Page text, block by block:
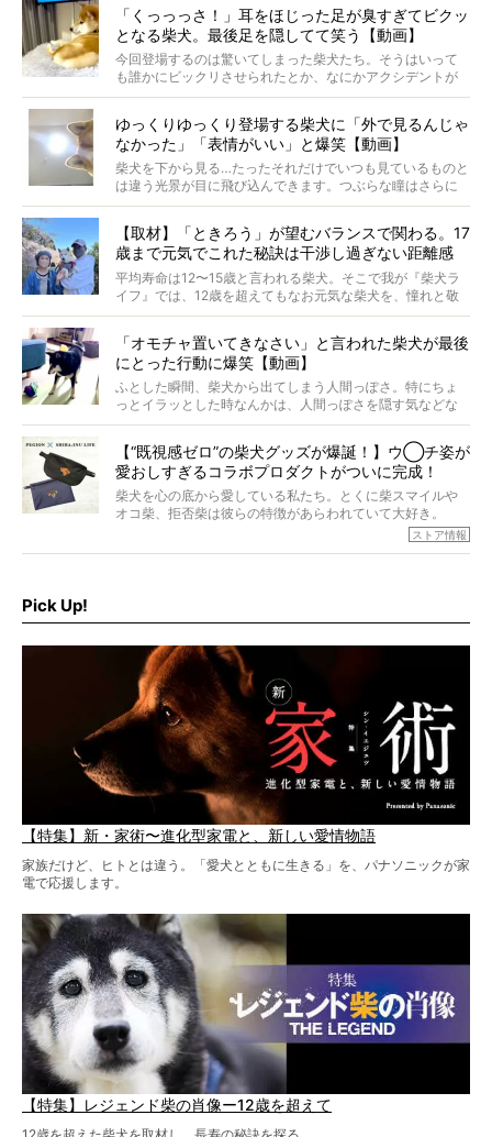
がるのでしょうか。
最近版画製作を始めた、お笑いコンビ「ニューヨーク」の
屋敷裕政さんに、拒否柴を掘っていただきました！ イン
タビューと合わせてご覧ください。
「くっっっさ！」耳をほじった足が臭すぎてビクッ
となる柴犬。最後足を隠してて笑う【動画】
今回登場するのは驚いてしまった柴犬たち。そうはいって
も誰かにビックリさせられたとか、なにかアクシデントが
起きたとか、そういうことが原因ではありません。全ての
ゆっくりゆっくり登場する柴犬に「外で見るんじゃ
なかった」「表情がいい」と爆笑【動画】
柴犬を下から見る…たったそれだけでいつも見ているものと
は違う光景が目に飛び込んできます。つぶらな瞳はさらに
つぶらに見え、モフモフのお顔はさらにモフモフに見えま
【取材】「ときろう」が望むバランスで関わる。17
歳まで元気でこれた秘訣は干渉し過ぎない距離感
#38ときろう
平均寿命は12〜15歳と言われる柴犬。そこで我が『柴犬ラ
イフ』では、12歳を超えてもなお元気な柴犬を、憧れと敬
意を込めて“レジェンド柴”と呼んでいます。 この特集で
ォーカスし、その元気の秘訣や、老犬と暮らすうえで大切
だと思うことを、オーナーさんに語っていただきます。今
回登場してくれたのは、17歳のときろうくん。小さい頃か
ら食が細かったため、何でも食べさせてきたということで
「オモチャ置いてきなさい」と言われた柴犬が最後
にとった行動に爆笑【動画】
ふとした瞬間、柴犬から出てしまう人間っぽさ。特にちょ
っとイラッとした時なんかは、人間っぽさを隠す気などな
いように見えます。もしかして本当の本当は、中身は人間
【“既視感ゼロ”の柴犬グッズが爆誕！】ウ◯チ姿が
愛おしすぎるコラボプロダクトがついに完成！
柴犬を心の底から愛している私たち。とくに柴スマイルや
オコ柴、拒否柴は彼らの特徴があらわれていて大好き。
でもちょっと待て…もうひとつ、忘れてはならない愛おしい
シーンがあったぞ。それは、背中を丸めて“ウンチなう”の姿
ストア情報
Pick Up!
【特集】新・家術〜進化型家電と、新しい愛情物語
家族だけど、ヒトとは違う。「愛犬とともに生きる」を、パナソニックが家
電で応援します。
【特集】レジェンド柴の肖像ー12歳を超えて
12歳を超えた柴犬を取材し、長寿の秘訣を探る。